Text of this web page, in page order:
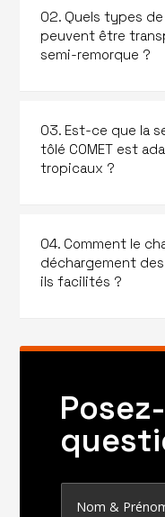
02. Quels types
peuvent être
semi-remorque ?
03. Est-ce que la
tôlé COMET est
tropicaux ?
04. Comment le
déchargement
ils facilités ?